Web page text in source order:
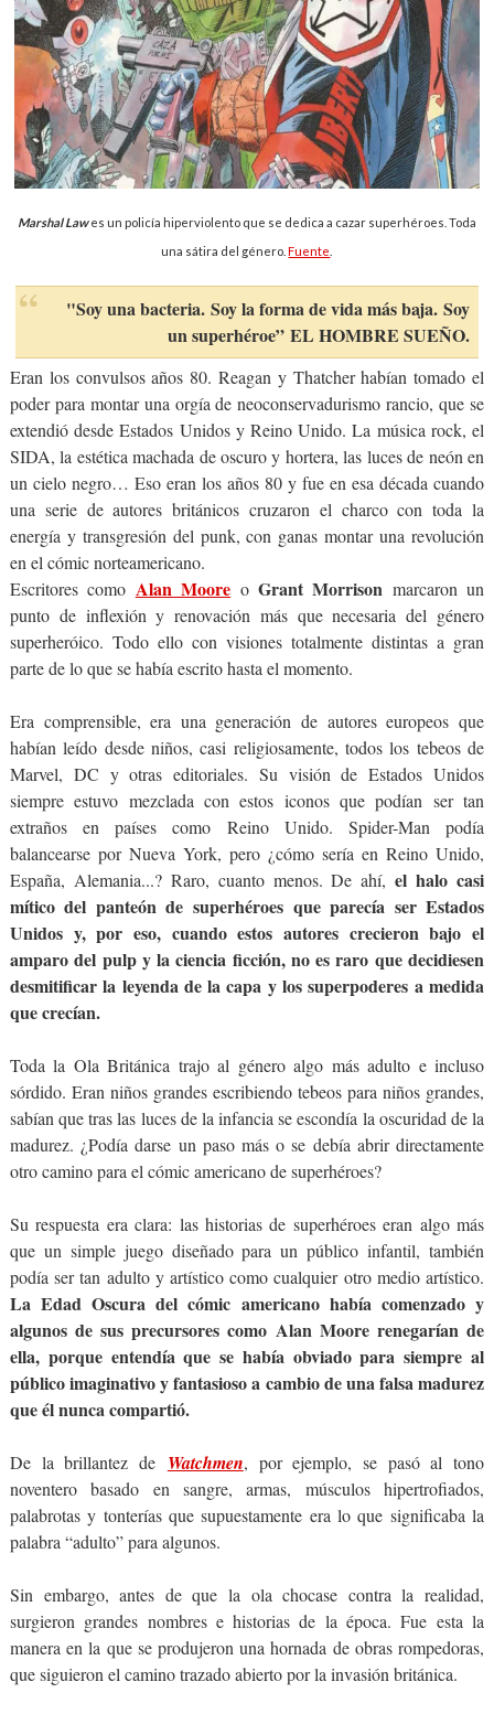
Marshal Lawes un policía hiperviolento que se dedica a cazar superhéroes. Toda
una sátira del género.Fuente
"Soy una bacteria. Soy la forma de vida más baja. Soy
un superhéroe” EL HOMBRE SUEÑO.
Eran los convulsos años 80. Reagan y Thatcher habían tomado el
poder para montar una orgía de neoconservadurismo rancio, que se
extendió desde Estados Unidos y Reino Unido. La música rock, el
SIDA, la estética machada de oscuro y hortera, las luces de neón en
un cielo negro… Eso eran los años 80 y fue en esa década cuando
una serie de autores británicos cruzaron el charco con toda la
energía y transgresión del punk, con ganas montar una revolución
en el cómic norteamericano.
Escritores como Alan Moore o Grant Morrison marcaron un
punto de inflexión y renovación más que necesaria del género
superheróico. Todo ello con visiones totalmente distintas a gran
parte de lo que se había escrito hasta el momento.
Era comprensible, era una generación de autores europeos que
habían leído desde niños, casi religiosamente, todos los tebeos de
Marvel, DC y otras editoriales. Su visión de Estados Unidos
siempre estuvo mezclada con estos iconos que podían ser tan
extraños en países como Reino Unido. Spider-Man podía
balancearse por Nueva York, pero ¿cómo sería en Reino Unido,
España, Alemania...? Raro, cuanto menos. De ahí,el halo casi
mítico del panteón de superhéroes que parecía ser Estados
Unidos y, por eso, cuando estos autores crecieron bajo el
amparo del pulp y la ciencia ficción, no es raro que decidiesen
desmitificar la leyenda de la capa y los superpoderes a medida
que crecían.
Toda la Ola Británica trajo al género algo más adulto e incluso
sórdido. Eran niños grandes escribiendo tebeos para niños grandes,
sabían que tras las luces de la infancia se escondía la oscuridad de la
madurez. ¿Podía darse un paso más o se debía abrir directamente
otro camino para el cómic americano de superhéroes?
Su respuesta era clara: las historias de superhéroes eran algo más
que un simple juego diseñado para un público infantil, también
podía ser tan adulto y artístico como cualquier otro medio artístico.
La Edad Oscura del cómic americano había comenzado y
algunos de sus precursores como Alan Moore renegarían de
ella, porque entendía que se había obviado para siempre al
público imaginativo y fantasioso a cambio de una falsa madurez
que él nunca compartió.
De la brillantez de Watchmen, por ejemplo, se pasó al tono
noventero basado en sangre, armas, músculos hipertrofiados,
palabrotas y tonterías que supuestamente era lo que significaba la
palabra “adulto” para algunos.
Sin embargo, antes de que la ola chocase contra la realidad,
surgieron grandes nombres e historias de la época. Fue esta la
manera en la que se produjeron una hornada de obras rompedoras,
que siguieron el camino trazado abierto por la invasión británica.